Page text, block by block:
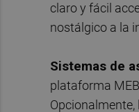
claro y fácil
nostálgico a la
Sistemas de
plataforma